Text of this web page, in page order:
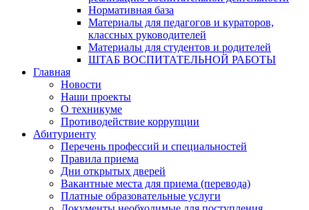
Нормативная база
Материалы для педагогов и кураторов,
классных руководителей
Материалы для студентов и родителей
ШТАБ ВОСПИТАТЕЛЬНОЙ РАБОТЫ
Главная
Новости
Наши проекты
О техникуме
Противодействие коррупции
Абитуриенту
Перечень профессий и специальностей
Правила приема
Дни открытых дверей
Вакантные места для приема (перевода)
Платные образовательные услуги